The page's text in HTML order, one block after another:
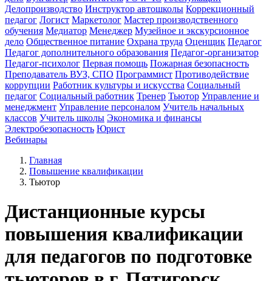
Делопроизводство Инструктор автошколы Коррекционный
педагог Логист Маркетолог Мастер производственного
обучения Медиатор Менеджер Музейное и экскурсионное
дело Общественное питание Охрана труда Оценщик Педагог
Педагог дополнительного образования Педагог-организатор
Педагог-психолог Первая помощь Пожарная безопасность
Преподаватель ВУЗ, СПО Программист Противодействие
коррупции Работник культуры и искусства Социальный
педагог Социальный работник Тренер Тьютор Управление и
менеджмент Управление персоналом Учитель начальных
классов Учитель школы Экономика и финансы
Электробезопасность Юрист
Вебинары
Главная
Повышение квалификации
Тьютор
Дистанционные курсы
повышения квалификации
для педагогов по подготовке